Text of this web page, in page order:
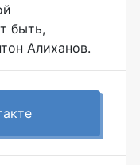
быть,
Алиханов.